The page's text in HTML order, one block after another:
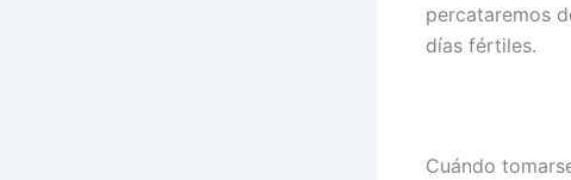
percataremos
días fértiles.
Cuándo